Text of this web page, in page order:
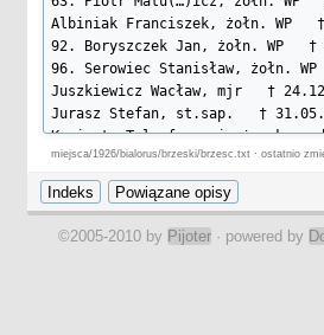
Albiniak Franciszek, żołn. WP
92. Boryszczek Jan, żołn. WP   †
96. Serowiec Stanisław, żołn.
Juszkiewicz Wacław, mjr   †
Jurasz Stefan, st.sap.   †
Kaniasty Telesfor, sierż.,
Dąbrowski Leon, st.sierż., 9
Liwski Tadeusz, st.strz., 82 pp
Borucki Wacław, st.sierż., 6 Bat.
421. Węgrzynows(ki?) Roman,
miejsca/1926/bialorus/brzeski/brzesc.txt · ostatnio
©2005-2010 by Pijoter · powered by